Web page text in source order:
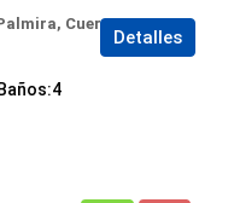
Cuernavaca,
Baños:4
Detalles